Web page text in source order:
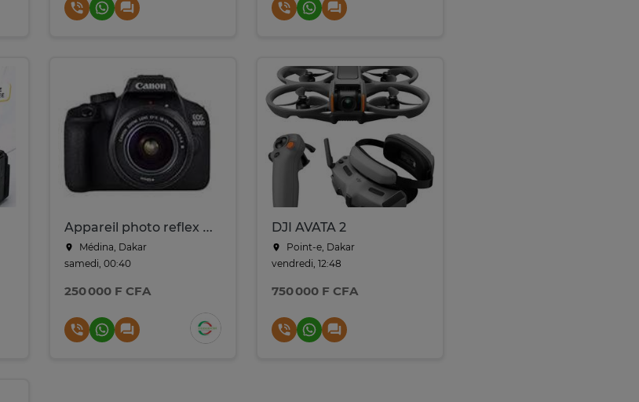
Appareil photo reflex numérique Canon EOS 4000D
Médina, Dakar
samedi, 00:40
250 000 F CFA
DJI AVATA 2
Point-e, Dakar
vendredi, 12:48
750 000 F CFA